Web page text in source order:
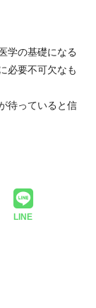
学の基礎になる
必要不可欠なも
待っていると信
LINE